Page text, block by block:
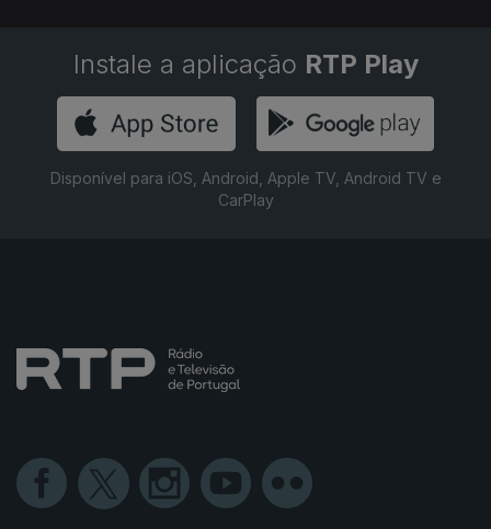
Instale a aplicação RTP Play
Disponível para iOS, Android, Apple TV, Android TV e
CarPlay